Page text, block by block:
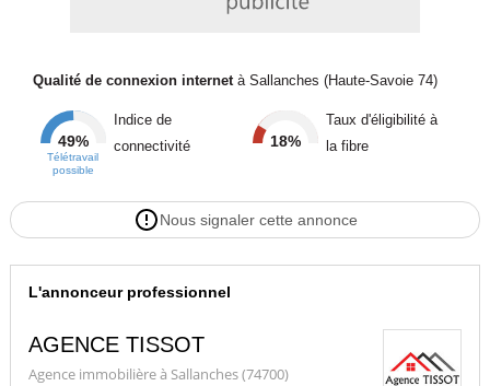
Qualité de connexion internetà Sallanches (Haute-Savoie 74)
49%
Télétravail
possible
Indice de
connectivité
18%
Taux d'éligibilité à
la fibre
Nous signaler cette annonce
L'annonceur professionnel
AGENCE TISSOT
Agence immobilière à Sallanches (74700)